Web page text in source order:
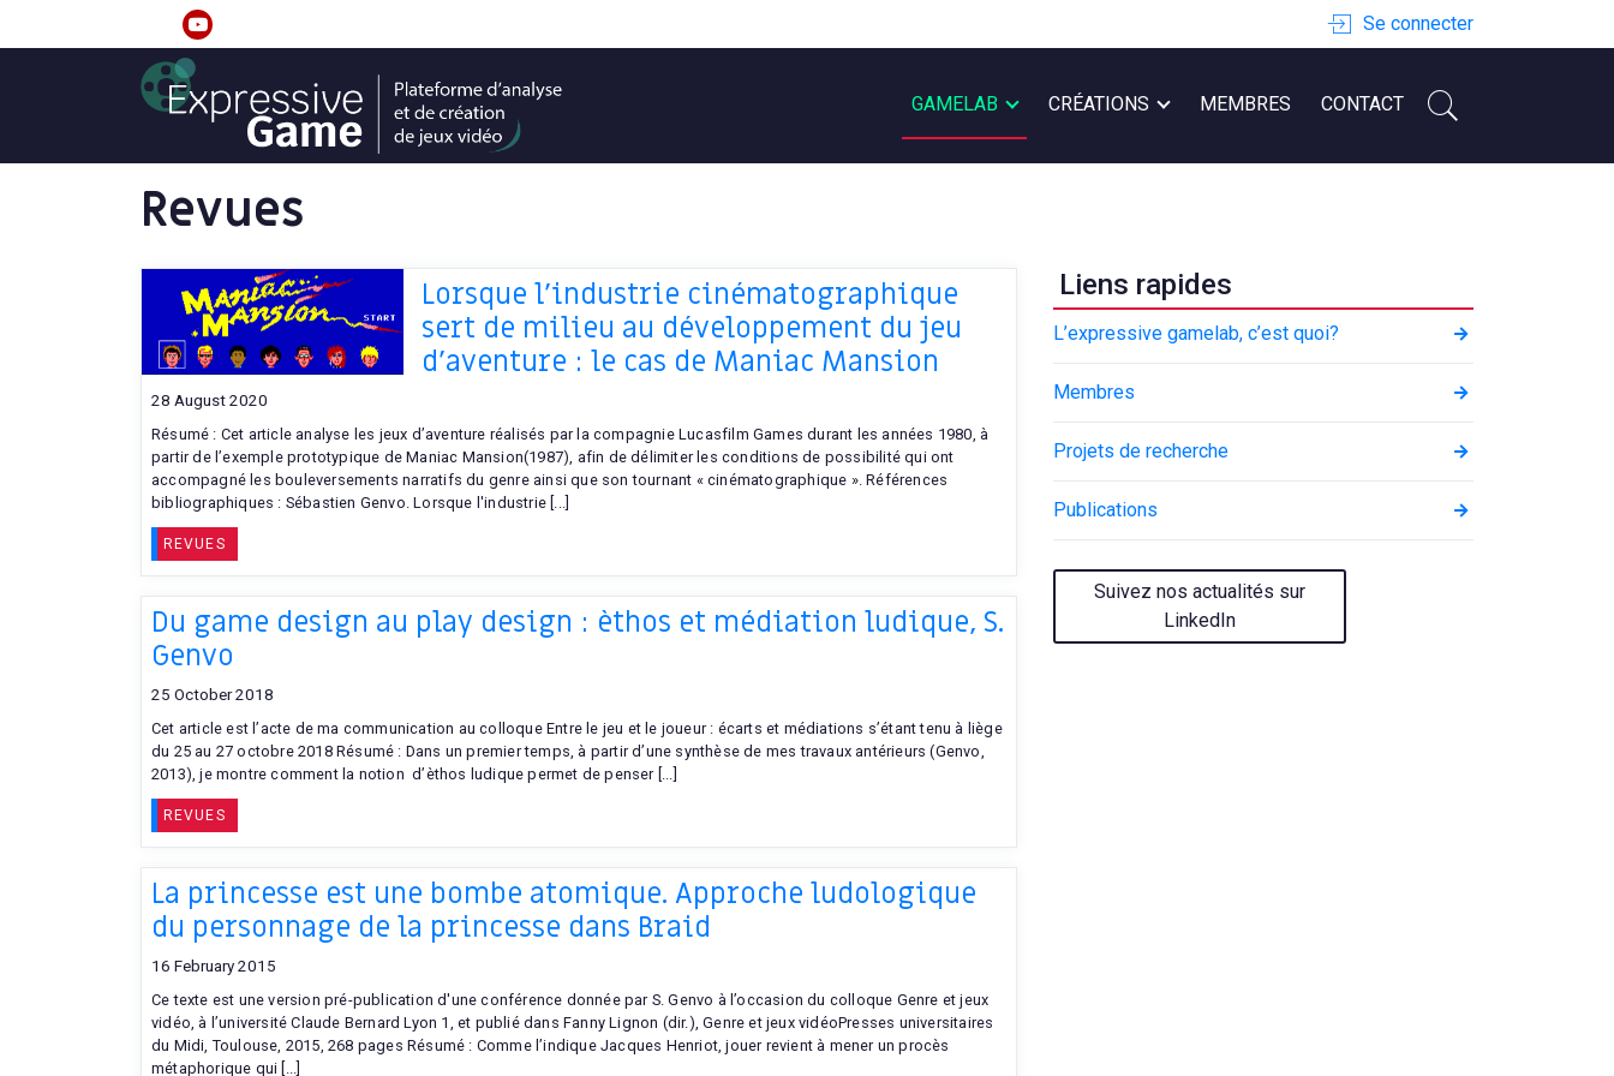
linkedin
Se connecter
GAMELAB CRÉATIONS MEMBRES CONTACT
Revues
Lorsque l’industrie cinématographique
sert de milieu au développement du jeu
d’aventure : le cas de Maniac Mansion
28 August 2020
Résumé : Cet article analyse les jeux d’aventure réalisés par la compagnie Lucasfilm Games durant les années 1980, à
partir de l’exemple prototypique de Maniac Mansion(1987), afin de délimiter les conditions de possibilité qui ont
accompagné les bouleversements narratifs du genre ainsi que son tournant « cinématographique ». Références
bibliographiques : Sébastien Genvo. Lorsque l'industrie [...]
REVUES
Du game design au play design : èthos et médiation ludique, S.
Genvo
25 October 2018
Cet article est l’acte de ma communication au colloque Entre le jeu et le joueur : écarts et médiations s’étant tenu à liège
du 25 au 27 octobre 2018 Résumé : Dans un premier temps, à partir d’une synthèse de mes travaux antérieurs (Genvo,
2013), je montre comment la notion d’èthos ludique permet de penser [...]
REVUES
La princesse est une bombe atomique. Approche ludologique
du personnage de la princesse dans Braid
16 February 2015
Ce texte est une version pré-publication d'une conférence donnée par S. Genvo à l’occasion du colloque Genre et jeux
vidéo, à l’université Claude Bernard Lyon 1, et publié dans Fanny Lignon (dir.), Genre et jeux vidéoPresses universitaires
du Midi, Toulouse, 2015, 268 pages Résumé : Comme l’indique Jacques Henriot, jouer revient à mener un procès
métaphorique qui [...]
Liens rapides
L’expressive gamelab, c’est quoi?
Membres
Projets de recherche
Publications
Suivez nos actualités sur
LinkedIn